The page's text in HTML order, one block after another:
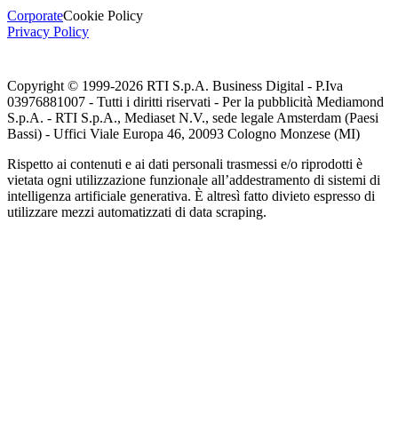
CorporateCookie Policy
Privacy Policy
Copyright © 1999-2026 RTI S.p.A. Business Digital - P.Iva
03976881007 - Tutti i diritti riservati - Per la pubblicità Mediamond
S.p.A. - RTI S.p.A., Mediaset N.V., sede legale Amsterdam (Paesi
Bassi) - Uffici Viale Europa 46, 20093 Cologno Monzese (MI)
Rispetto ai contenuti e ai dati personali trasmessi e/o riprodotti è
vietata ogni utilizzazione funzionale all’addestramento di sistemi di
intelligenza artificiale generativa. È altresì fatto divieto espresso di
utilizzare mezzi automatizzati di data scraping.